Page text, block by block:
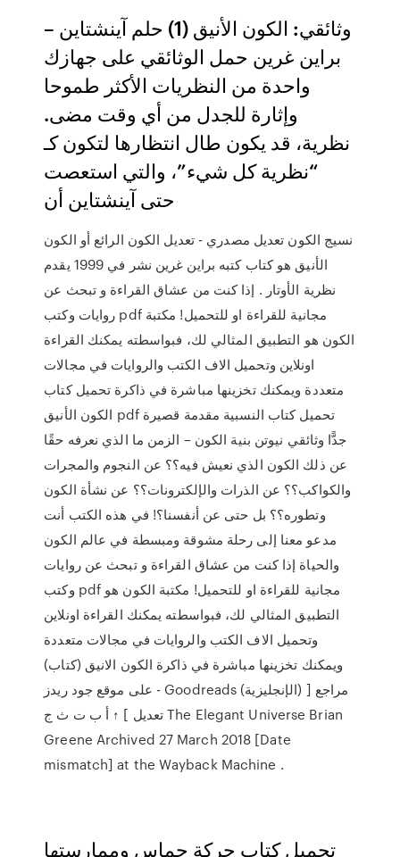
وثائقي: الكون الأنيق (1) حلم آينشتاين –
براين غرين حمل الوثائقي على جهازك
واحدة من النظريات الأكثر طموحا
وإثارة للجدل من أي وقت مضى.
نظرية، قد يكون طال انتظارها لتكون كـ
“نظرية كل شيء”، والتي استعصت
حتى آينشتاين أن
نسيج الكون تعديل مصدري - تعديل الكون الرائع أو الكون
الأنيق هو كتاب كتبه براين غرين نشر في 1999 يقدم
نظرية الأوتار . إذا كنت من عشاق القراءة و تبحث عن
روايات وكتب pdf مجانية للقراءة او للتحميل! مكتبة
الكون هو التطبيق المثالي لك، فبواسطته يمكنك القراءة
اونلاين وتحميل الاف الكتب والروايات في مجالات
متعددة ويمكنك تخزينها مباشرة في ذاكرة تحميل كتاب
الكون الأنيق pdf تحميل كتاب النسبية مقدمة قصيرة
جدًّا وثائقي نيوتن بنية الكون – الزمن ما الذي نعرفه حقًا
عن ذلك الكون الذي نعيش فيه؟؟ عن النجوم والمجرات
والكواكب؟؟ عن الذرات والإلكترونات؟؟ عن نشأة الكون
وتطوره؟؟ بل حتى عن أنفسنا؟! في هذه الكتب أنت
مدعو معنا إلى رحلة مشوقة ومبسطة في عالم الكون
والحياة إذا كنت من عشاق القراءة و تبحث عن روايات
وكتب pdf مجانية للقراءة او للتحميل! مكتبة الكون هو
التطبيق المثالي لك، فبواسطته يمكنك القراءة اونلاين
وتحميل الاف الكتب والروايات في مجالات متعددة
ويمكنك تخزينها مباشرة في ذاكرة الكون الانيق (كتاب)
على موقع جود ريدز - Goodreads (الإنجليزية) مراجع [
تعديل ] ↑ أ ب ت ث ج The Elegant Universe Brian
Greene Archived 27 March 2018 [Date
mismatch] at the Wayback Machine .
تحميل كتاب حركة حماس وممارستها